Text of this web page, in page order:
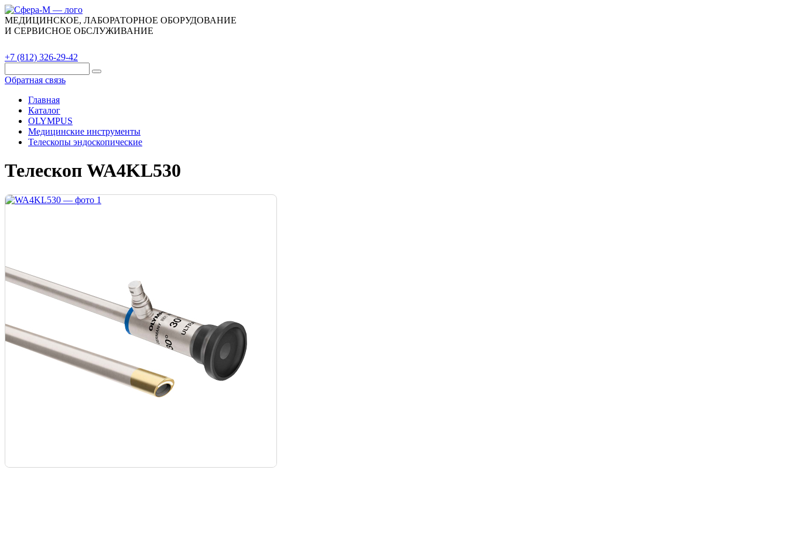
МЕДИЦИНСКОЕ, ЛАБОРАТОРНОЕ ОБОРУДОВАНИЕ
И СЕРВИСНОЕ ОБСЛУЖИВАНИЕ
+7 (812) 326-29-42
Обратная связь
Главная
Каталог
OLYMPUS
Медицинские инструменты
Телескопы эндоскопические
Телескоп WA4KL530